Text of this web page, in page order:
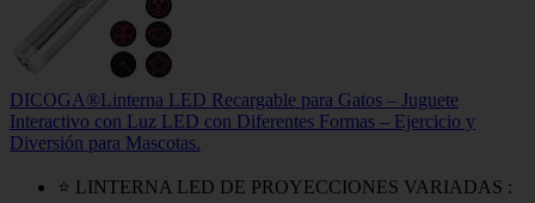
DICOGA®️Linterna LED Recargable para Gatos – Juguete
Interactivo con Luz LED con Diferentes Formas – Ejercicio y
Diversión para Mascotas.
⭐ LINTERNA LED DE PROYECCIONES VARIADAS :